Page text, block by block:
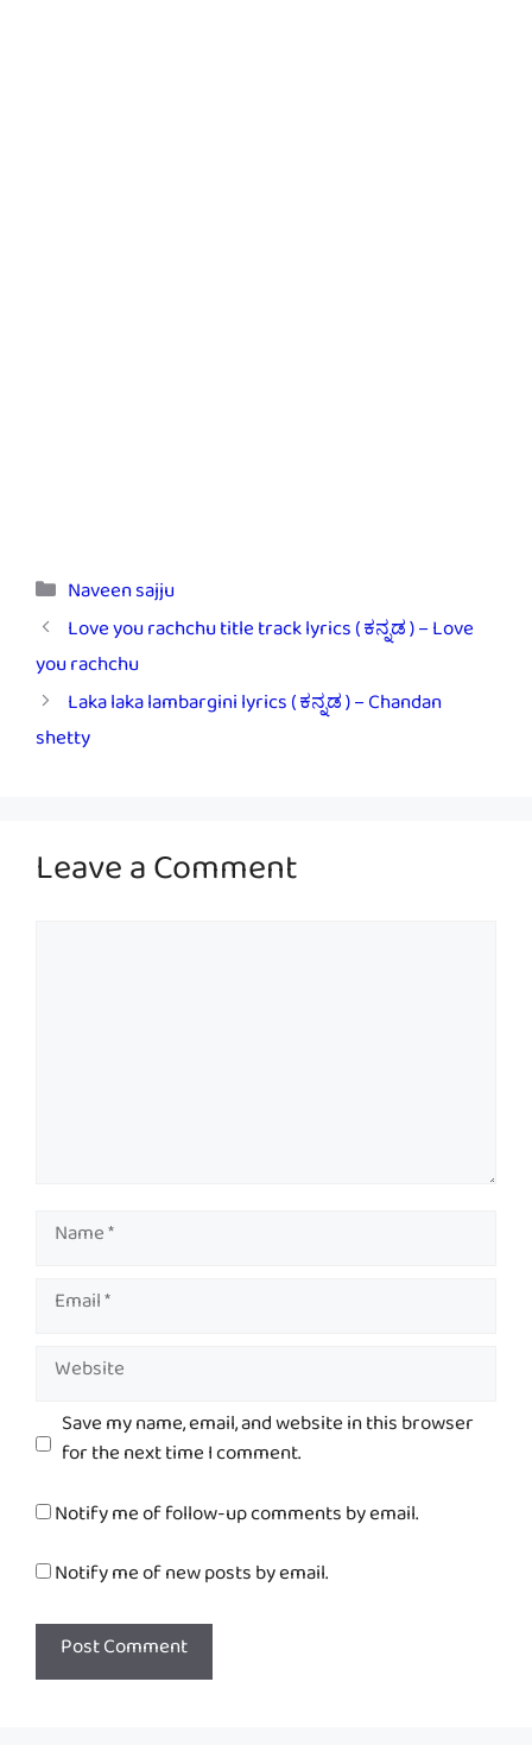
Categories
Naveen sajju
Love you rachchu title track lyrics ( ಕನ್ನಡ ) – Love
you rachchu
Laka laka lambargini lyrics ( ಕನ್ನಡ ) – Chandan
shetty
Leave a Comment
Name
Email
Website
Save my name, email, and website in this browser
for the next time I comment.
Notify me of follow-up comments by email.
Notify me of new posts by email.